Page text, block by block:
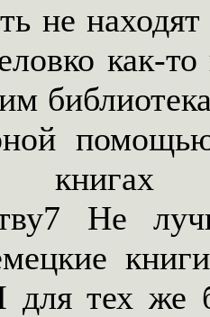
не
как-
книгах
Не
тех же